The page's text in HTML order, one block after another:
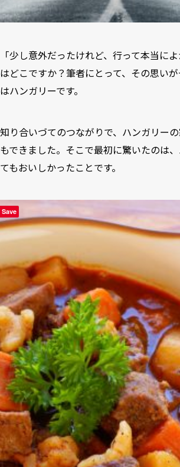
「少し意外だったけれど、行って本当に
はどこですか？筆者にとって、その思い
はハンガリーです。
知り合いづてのつながりで、ハンガリー
もできました。そこで最初に驚いたのは
てもおいしかったことです。
Save